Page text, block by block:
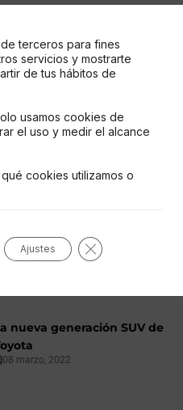
Austro: Cojitambo
nueva generación SUV de
08 marzo, 2022
terceros para fines
servicios y mostrarte
de tus hábitos de
usamos cookies de
el uso y medir el alcance
cookies utilizamos o
Ajustes Cerrar el